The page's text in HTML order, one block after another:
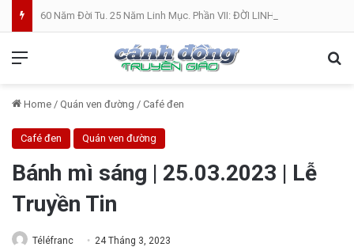
Home / Quán ven đường / Café đen
Café đen Quán ven đường
Bánh mì sáng | 25.03.2023 | Lễ
Truyền Tin
Téléfranc 24 Tháng 3, 2023